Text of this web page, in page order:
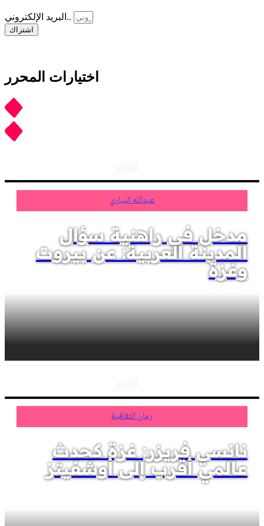
البريد الإلكتروني..
اشتراك
اختيارات المحرر
عبدالله البياري
مدخل في راهنية سؤال
المدينة العربية: عن بيروت
وغزة
رمان الثقافية
نانسي فريزر: غزة كحدث
عالمي أقرب إلى أوشفيتز